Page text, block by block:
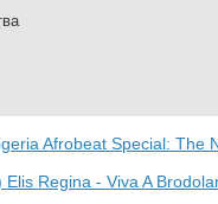
Afrobeat Special: The
Regina - Viva A